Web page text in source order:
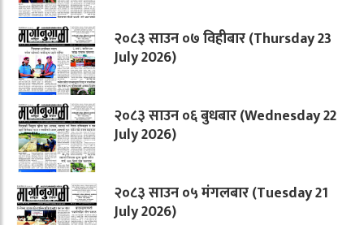
२०८३ साउन ०७ विहीबार (Thursday 23
July 2026)
२०८३ साउन ०६ बुधबार (Wednesday 22
July 2026)
२०८३ साउन ०५ मंगलबार (Tuesday 21
July 2026)